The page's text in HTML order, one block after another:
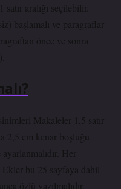
aralığı seçilebilir.
başlamalı ve paragraflar
önce ve sonra
Makaleler 1,5 satır
2,5 cm kenar boşluğu
Her
Ekler bu 25 sayfaya dahil
özlü yazılmalıdır,